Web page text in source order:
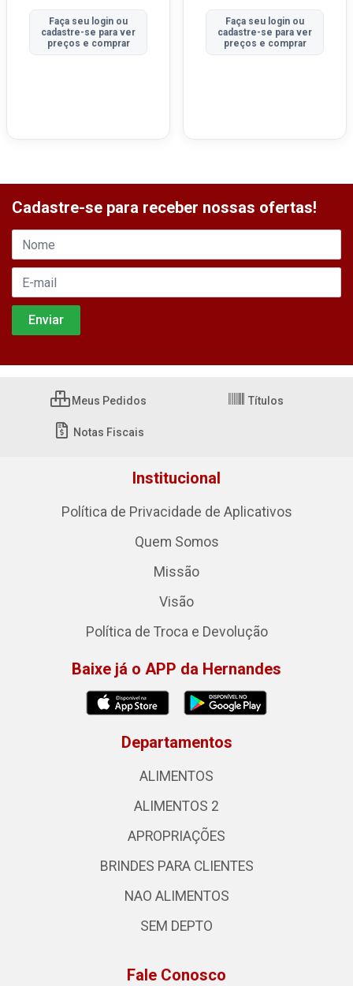
Faça seu login ou
cadastre-se para ver
preços e comprar
Faça seu login ou
cadastre-se para ver
preços e comprar
Cadastre-se para receber nossas ofertas!
Meus Pedidos Títulos
Notas Fiscais
Institucional
Política de Privacidade de Aplicativos
Quem Somos
Missão
Visão
Política de Troca e Devolução
Baixe já o APP da Hernandes
Departamentos
ALIMENTOS
ALIMENTOS 2
APROPRIAÇÕES
BRINDES PARA CLIENTES
NAO ALIMENTOS
SEM DEPTO
Fale Conosco